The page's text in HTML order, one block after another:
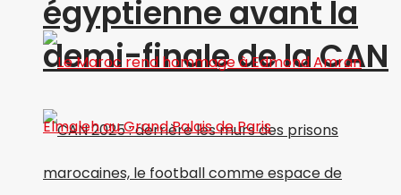
égyptienne avant la
demi-finale de la CAN